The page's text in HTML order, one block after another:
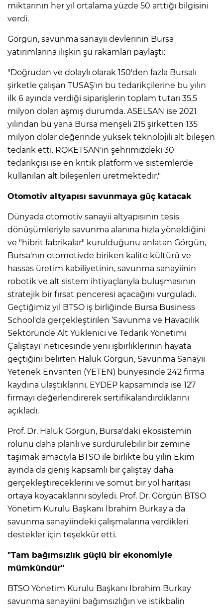
miktarının her yıl ortalama yüzde 50 arttığı bilgisini
verdi.
Görgün, savunma sanayii devlerinin Bursa
yatırımlarına ilişkin şu rakamları paylaştı:
"Doğrudan ve dolaylı olarak 150'den fazla Bursalı
şirketle çalışan TUSAŞ'ın bu tedarikçilerine bu yılın
ilk 6 ayında verdiği siparişlerin toplam tutarı 35,5
milyon doları aşmış durumda. ASELSAN ise 2021
yılından bu yana Bursa menşeli 215 şirketten 135
milyon dolar değerinde yüksek teknolojili alt bileşen
tedarik etti. ROKETSAN'ın şehrimizdeki 30
tedarikçisi ise en kritik platform ve sistemlerde
kullanılan alt bileşenleri üretmektedir."
Otomotiv altyapısı savunmaya güç katacak
Dünyada otomotiv sanayii altyapısının tesis
dönüşümleriyle savunma alanına hızla yöneldiğini
ve "hibrit fabrikalar" kurulduğunu anlatan Görgün,
Bursa'nın otomotivde biriken kalite kültürü ve
hassas üretim kabiliyetinin, savunma sanayiinin
robotik ve alt sistem ihtiyaçlarıyla buluşmasının
stratejik bir fırsat penceresi açacağını vurguladı.
Geçtiğimiz yıl BTSO iş birliğinde Bursa Business
School'da gerçekleştirilen ‘Savunma ve Havacılık
Sektöründe Alt Yüklenici ve Tedarik Yönetimi
Çalıştayı' neticesinde yeni işbirliklerinin hayata
geçtiğini belirten Haluk Görgün, Savunma Sanayii
Yetenek Envanteri (YETEN) bünyesinde 242 firma
kaydına ulaştıklarını, EYDEP kapsamında ise 127
firmayı değerlendirerek sertifikalandırdıklarını
açıkladı.
Prof. Dr. Haluk Görgün, Bursa'daki ekosistemin
rolünü daha planlı ve sürdürülebilir bir zemine
taşımak amacıyla BTSO ile birlikte bu yılın Ekim
ayında da geniş kapsamlı bir çalıştay daha
gerçekleştireceklerini ve somut bir yol haritası
ortaya koyacaklarını söyledi. Prof. Dr. Görgün BTSO
Yönetim Kurulu Başkanı İbrahim Burkay'a da
savunma sanayiindeki çalışmalarına verdikleri
destekler için teşekkür etti.
"Tam bağımsızlık güçlü bir ekonomiyle
mümkündür"
BTSO Yönetim Kurulu Başkanı İbrahim Burkay
savunma sanayiini bağımsızlığın ve istikbalin